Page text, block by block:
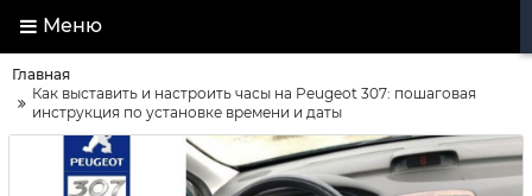
Меню
Главная
Как выставить и настроить часы на Peugeot 307: пошаговая
инструкция по установке времени и даты